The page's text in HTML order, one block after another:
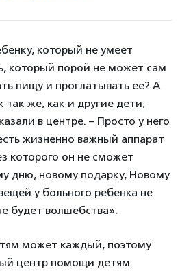
который не умеет
который порой не может сам
пищу и проглатывать ее? А
так же, как и другие дети,
в центре. – Просто у него
жизненно важный аппарат
которого он не сможет
дню, новому подарку, Новому
у больного ребенка не
будет волшебства».
может каждый, поэтому
центр помощи детям